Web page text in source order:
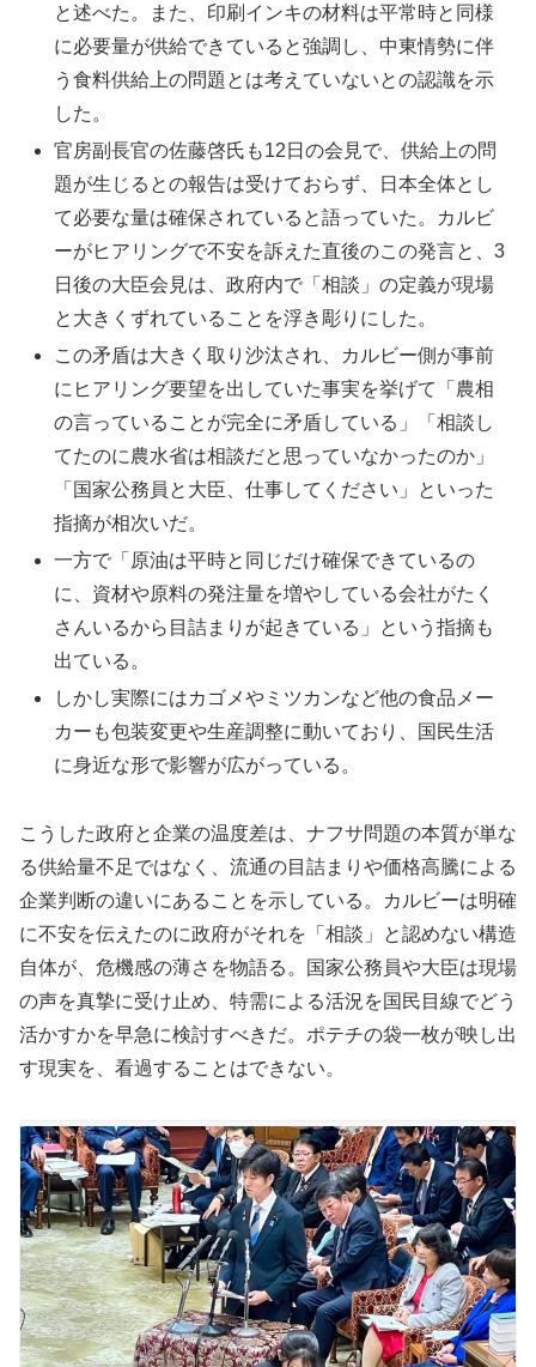
と述べた。また、印刷インキの材料は平常時と同様
に必要量が供給できていると強調し、中東情勢に伴
う食料供給上の問題とは考えていないとの認識を示
した。
官房副長官の佐藤啓氏も12日の会見で、供給上の問
題が生じるとの報告は受けておらず、日本全体とし
て必要な量は確保されていると語っていた。カルビ
ーがヒアリングで不安を訴えた直後のこの発言と、3
日後の大臣会見は、政府内で「相談」の定義が現場
と大きくずれていることを浮き彫りにした。
この矛盾は大きく取り沙汰され、カルビー側が事前
にヒアリング要望を出していた事実を挙げて「農相
の言っていることが完全に矛盾している」「相談し
てたのに農水省は相談だと思っていなかったのか」
「国家公務員と大臣、仕事してください」といった
指摘が相次いだ。
一方で「原油は平時と同じだけ確保できているの
に、資材や原料の発注量を増やしている会社がたく
さんいるから目詰まりが起きている」という指摘も
出ている。
しかし実際にはカゴメやミツカンなど他の食品メー
カーも包装変更や生産調整に動いており、国民生活
に身近な形で影響が広がっている。
こうした政府と企業の温度差は、ナフサ問題の本質が単な
る供給量不足ではなく、流通の目詰まりや価格高騰による
企業判断の違いにあることを示している。カルビーは明確
に不安を伝えたのに政府がそれを「相談」と認めない構造
自体が、危機感の薄さを物語る。国家公務員や大臣は現場
の声を真摯に受け止め、特需による活況を国民目線でどう
活かすかを早急に検討すべきだ。ポテチの袋一枚が映し出
す現実を、看過することはできない。